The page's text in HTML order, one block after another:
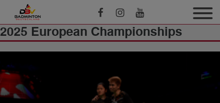
2025 European Championships